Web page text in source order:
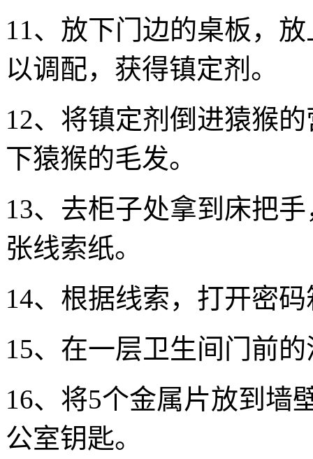
11、放下门边的桌板，
以调配，获得镇定剂。
12、将镇定剂倒进猿猴
下猿猴的毛发。
13、去柜子处拿到床把
张线索纸。
14、根据线索，打开密
15、在一层卫生间门前
16、将5个金属片放到墙
公室钥匙。